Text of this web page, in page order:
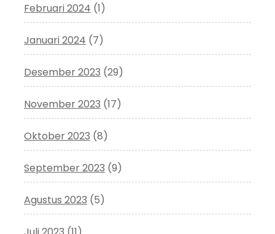
Februari 2024 (1)
Januari 2024 (7)
Desember 2023 (29)
November 2023 (17)
Oktober 2023 (8)
September 2023 (9)
Agustus 2023 (5)